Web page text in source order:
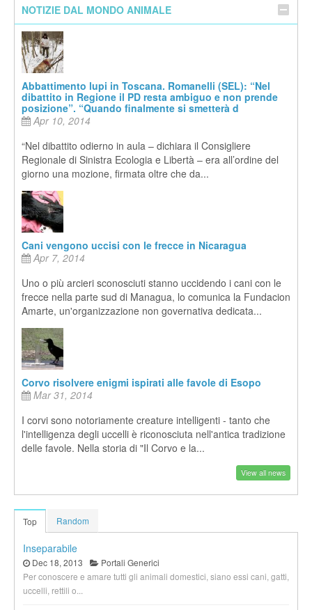
NOTIZIE DAL MONDO ANIMALE
Abbattimento lupi in Toscana. Romanelli (SEL): “Nel
dibattito in Regione il PD resta ambiguo e non prende
posizione”. “Quando finalmente si smetterà d
Apr 10, 2014
“Nel dibattito odierno in aula – dichiara il Consigliere
Regionale di Sinistra Ecologia e Libertà – era all’ordine del
giorno una mozione, firmata oltre che da...
Cani vengono uccisi con le frecce in Nicaragua
Apr 7, 2014
Uno o più arcieri sconosciuti stanno uccidendo i cani con le
frecce nella parte sud di Managua, lo comunica la Fundacion
Amarte, un'organizzazione non governativa dedicata...
Corvo risolvere enigmi ispirati alle favole di Esopo
Mar 31, 2014
I corvi sono notoriamente creature intelligenti - tanto che
l'intelligenza degli uccelli è riconosciuta nell'antica tradizione
delle favole. Nella storia di "Il Corvo e la...
View all news
Top Random
Inseparabile
Dec 18, 2013
Portali Generici
Per conoscere e amare tutti gli animali domestici, siano essi cani, gatti,
uccelli, rettili o...